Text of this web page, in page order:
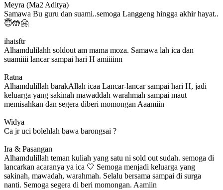
Meyra (Ma2 Aditya)
Samawa Bu guru dan suami..semoga Langgeng hingga akhir hayat..
😇🤲🤗
ihatsftr
Alhamdulilahh soldout am mama moza. Samawa lah ica dan
suamiiii lancar sampai hari H amiiiinn
Ratna
Alhamdulillah barakAllah icaa Lancar-lancar sampai hari H, jadi
keluarga yang sakinah mawaddah warahmah sampai maut
memisahkan dan segera diberi momongan Aaamiin
Widya
Ca jr uci bolehlah bawa barongsai ?
Ira & Pasangan
Alhamdulillah teman kuliah yang satu ni sold out sudah. semoga di
lancarkan acaranya ya ica 🤍 Semoga menjadi keluarga yang
sakinah, mawadah, warahmah. Selalu bersama sampai di surga
nanti. Semoga segera di beri momongan. Aamiin